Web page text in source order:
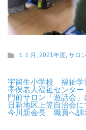
１１月 , 2021年度, サロン
宇留生小学校 福祉
墨俣老人福祉センタ
門前サロン「遊話会
日新地区上笠自治会
今川新会長 職員へ訓